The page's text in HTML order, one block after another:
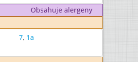
Obsahuje alergeny
7, 1a